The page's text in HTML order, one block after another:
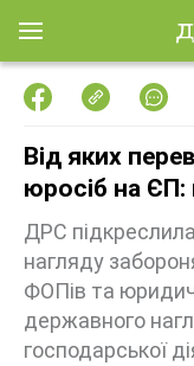
Від яких
юросіб на ЄП:
ДРС
нагляду
ФОПів та
державного
господарської